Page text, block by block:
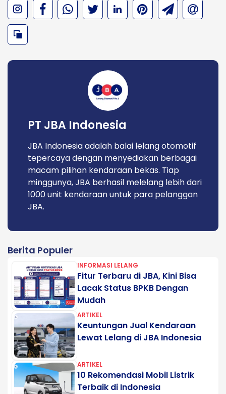
PT JBA Indonesia
JBA Indonesia adalah balai lelang otomotif
tepercaya dengan menyediakan berbagai
macam pilihan kendaraan bekas. Tiap
minggunya, JBA berhasil melelang lebih dari
1000 unit kendaraan untuk para pelanggan
JBA.
Berita Populer
INFORMASI LELANG
Fitur Terbaru di JBA, Kini Bisa
Lacak Status BPKB Dengan
Mudah
ARTIKEL
Keuntungan Jual Kendaraan
Lewat Lelang di JBA Indonesia
ARTIKEL
10 Rekomendasi Mobil Listrik
Terbaik di Indonesia